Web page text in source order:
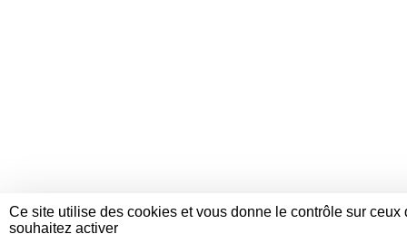
Ce site utilise des cookies et vous donne le contrôle sur ceux
souhaitez activer